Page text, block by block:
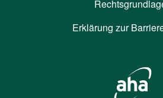
Erklärung zur